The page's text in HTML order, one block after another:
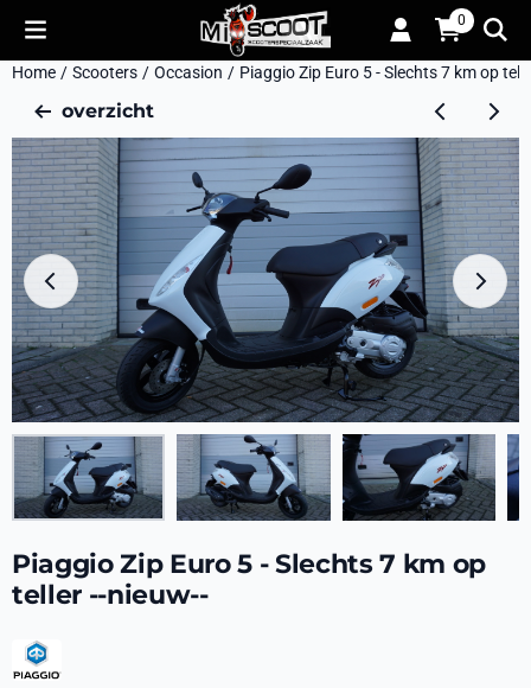
Cookievoorkeuren zijn momenteel gesloten. 0
Home / Scooters / Occasion / Piaggio Zip Euro 5 - Slechts 7 km op
overzicht
Piaggio Zip Euro 5 - Slechts 7 km op
teller --nieuw--